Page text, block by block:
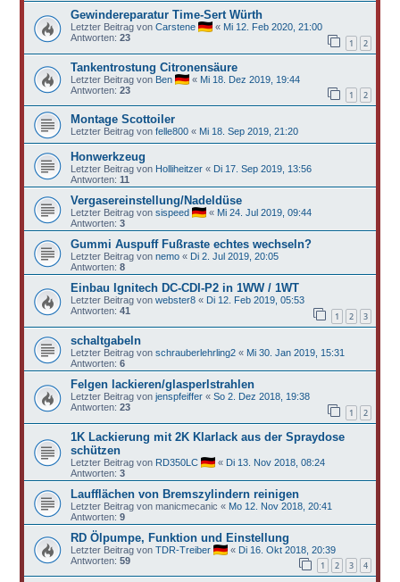
Gewindereparatur Time-Sert Würth
Letzter Beitrag von Carstene « Mi 12. Feb 2020, 21:00
Antworten: 23 1 2
Tankentrostung Citronensäure
Letzter Beitrag von Ben « Mi 18. Dez 2019, 19:44
Antworten: 23 1 2
Montage Scottoiler
Letzter Beitrag von felle800« Mi 18. Sep 2019, 21:20
Honwerkzeug
Letzter Beitrag von Holliheitzer« Di 17. Sep 2019, 13:56
Antworten: 11
Vergasereinstellung/Nadeldüse
Letzter Beitrag von sispeed « Mi 24. Jul 2019, 09:44
Antworten: 3
Gummi Auspuff Fußraste echtes wechseln?
Letzter Beitrag von nemo« Di 2. Jul 2019, 20:05
Antworten: 8
Einbau Ignitech DC-CDI-P2 in 1WW / 1WT
Letzter Beitrag von webster8« Di 12. Feb 2019, 05:53
Antworten: 41 1 2 3
schaltgabeln
Letzter Beitrag von schrauberlehrling2« Mi 30. Jan 2019, 15:31
Antworten: 6
Felgen lackieren/glasperlstrahlen
Letzter Beitrag von jenspfeiffer« So 2. Dez 2018, 19:38
Antworten: 23 1 2
1K Lackierung mit 2K Klarlack aus der Spraydose
schützen
Letzter Beitrag von RD350LC « Di 13. Nov 2018, 08:24
Antworten: 3
Laufflächen von Bremszylindern reinigen
Letzter Beitrag von manicmecanic « Mo 12. Nov 2018, 20:41
Antworten: 9
RD Ölpumpe, Funktion und Einstellung
Letzter Beitrag von TDR-Treiber « Di 16. Okt 2018, 20:39
Antworten: 59 1 2 3 4